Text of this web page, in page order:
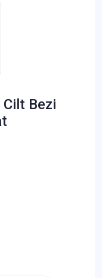
Cilt Bezi